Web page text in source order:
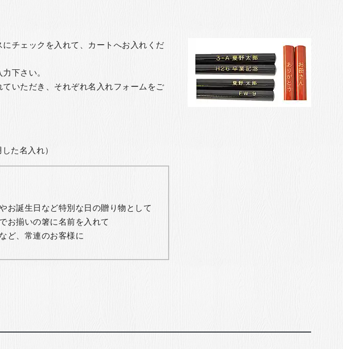
チェックを入れて、カートへお入れくだ
下さい。
いただき、それぞれ名入れフォームをご
た名入れ）
お誕生日など特別な日の贈り物として
お揃いの箸に名前を入れて
ど、常連のお客様に